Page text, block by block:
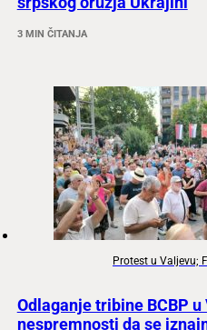
3 MIN ČITANJA
Protest u Valjevu;
Odlaganje tribine BCBP
nespremnosti da se